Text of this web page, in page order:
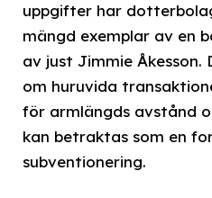
uppgifter har
mängd exemplar av en
av just Jimmie
om huruvida
för armlängds avstånd
kan betraktas som en
subventionering.